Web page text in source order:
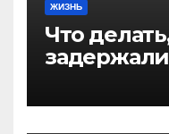
ЖИЗНЬ
Что